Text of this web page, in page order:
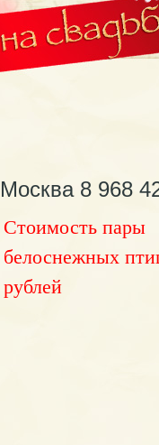
8 968
Стоимость пары
белоснежных
рублей